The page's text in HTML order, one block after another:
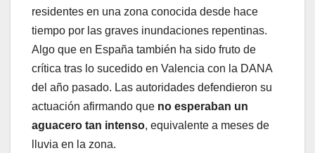
residentes en una zona conocida desde hace
tiempo por las graves inundaciones repentinas.
Algo que en España también ha sido fruto de
crítica tras lo sucedido en Valencia con la DANA
del año pasado. Las autoridades defendieron su
actuación afirmando que no esperaban un
aguacero tan intenso, equivalente a meses de
lluvia en la zona.